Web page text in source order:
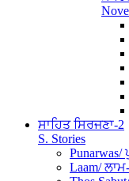
ਸਾਹਿਤ ਸਿਰਜਣਾ-2
S. Stories
Laam/